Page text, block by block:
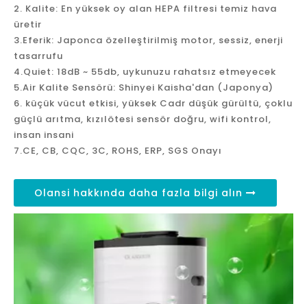
2. Kalite: En yüksek oy alan HEPA filtresi temiz hava
üretir
3.Eferik: Japonca özelleştirilmiş motor, sessiz, enerji
tasarrufu
4.Quiet: 18dB ~ 55db, uykunuzu rahatsız etmeyecek
5.Air Kalite Sensörü: Shinyei Kaisha'dan (Japonya)
6. küçük vücut etkisi, yüksek Cadr düşük gürültü, çoklu
güçlü arıtma, kızılötesi sensör doğru, wifi kontrol,
insan insani
7.CE, CB, CQC, 3C, ROHS, ERP, SGS Onayı
Olansi hakkında daha fazla bilgi alın